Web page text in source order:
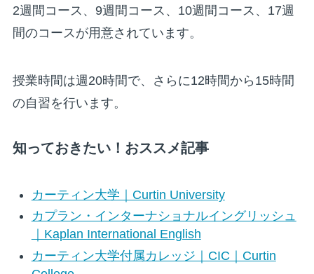
2週間コース、9週間コース、10週間コース、17週
間のコースが用意されています。
授業時間は週20時間で、さらに12時間から15時間
の自習を行います。
知っておきたい！おススメ記事
カーティン大学｜Curtin University
カプラン・インターナショナルイングリッシュ
｜Kaplan International English
カーティン大学付属カレッジ｜CIC｜Curtin